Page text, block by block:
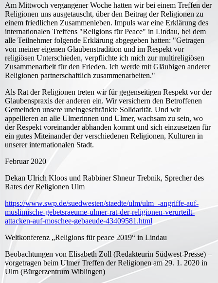
Am Mittwoch vergangener Woche hatten wir bei einem Treffen der
Religionen uns ausgetauscht, über den Beitrag der Religionen zu
einem friedlichen Zusammenleben. Impuls war eine Erklärung des
internationalen Treffens "Religions für Peace" in Lindau, bei dem
alle Teilnehmer folgende Erklärung abgegeben hatten: "Getragen
von meiner eigenen Glaubenstradition und im Respekt vor
religiösen Unterschieden, verpflichte ich mich zur multireligiösen
Zusammenarbeit für den Frieden. Ich werde mit Gläubigen anderer
Religionen partnerschaftlich zusammenarbeiten."
Als Rat der Religionen treten wir für gegenseitigen Respekt vor der
Glaubenspraxis der anderen ein. Wir versichern den Betroffenen
Gemeinden unsere uneingeschränkte Solidarität. Und wir
appellieren an alle Ulmerinnen und Ulmer, wachsam zu sein, wo
der Respekt voreinander abhanden kommt und sich einzusetzen für
ein gutes Miteinander der verschiedenen Religionen, Kulturen in
unserer internationalen Stadt.
Februar 2020
Dekan Ulrich Kloos und Rabbiner Shneur Trebnik, Sprecher des
Rates der Religionen Ulm
https://www.swp.de/suedwesten/staedte/ulm/ulm_-angriffe-auf-
muslimische-gebetsraeume-ulmer-rat-der-religionen-verurteilt-
attacken-auf-moschee-gebaeude-43409581.html
Weltkonferenz „Religions für peace 2019“ in Lindau
Beobachtungen von Elisabeth Zoll (Redakteurin Südwest-Presse) –
vorgetragen beim Ulmer Treffen der Religionen am 29. 1. 2020 in
Ulm (Bürgerzentrum Wiblingen)